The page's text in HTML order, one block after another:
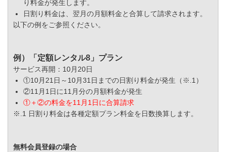
り料金が発生します。
日割り料金は、翌月の月額料金と合算して請求されます。
以下の例をご参照ください。
例）「定額レンタル8」プラン
サービス再開：10月20日
①10月21日～10月31日までの日割り料金が発生（※.1）
②11月1日に11月分の月額料金が発生
①＋②の料金を11月1日に合算請求
※.1 日割り料金は各種定額プラン料金を日数換算します。
無料会員登録の場合